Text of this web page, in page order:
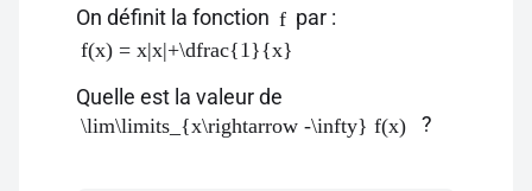
On définit la fonction f par :
f(x) = x|x|+\dfrac{1}{x}
Quelle est la valeur de
\lim\limits_{x\rightarrow -\infty} f(x) ?